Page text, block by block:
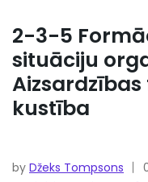
2-3-5
situāciju
kustība
by Džeks Tompsons